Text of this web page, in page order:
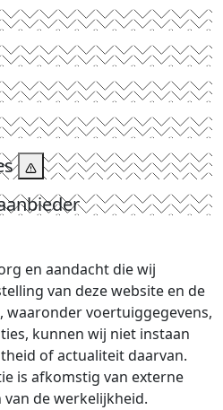
en aandacht die wij
van deze website en de
voertuiggegevens,
kunnen wij niet instaan
of actualiteit daarvan.
is afkomstig van externe
de werkelijkheid.